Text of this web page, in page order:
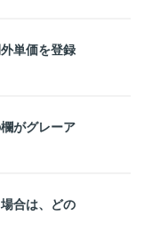
単価を登録
がグレーア
合は、どの